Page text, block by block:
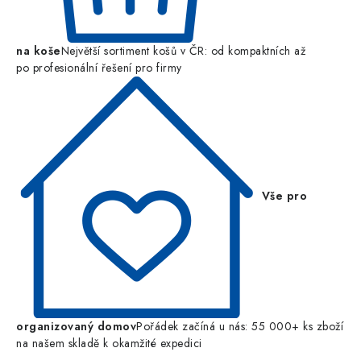
na košeNejvětší sortiment košů v ČR: od kompaktních až
po profesionální řešení pro firmy
Vše pro
organizovaný domovPořádek začíná u nás: 55 000+ ks zboží
na našem skladě k okamžité expedici